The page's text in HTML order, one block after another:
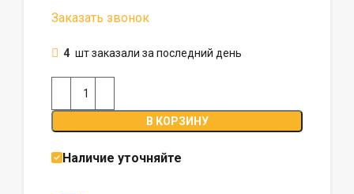
Заказать звонок
4 шт заказали за последний день
В КОРЗИНУ
Наличие уточняйте